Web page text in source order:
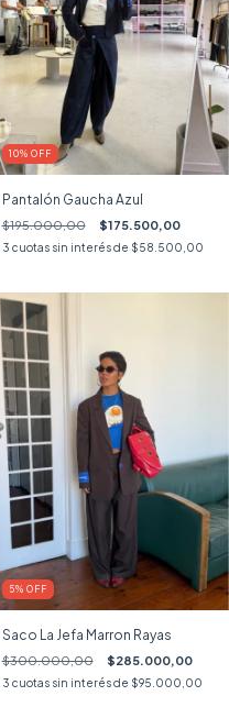
10% OFF
Pantalón Gaucha Azul
$195.000,00 $175.500,00
3 cuotas sin interés de $58.500,00
5% OFF
Saco La Jefa Marron Rayas
$300.000,00 $285.000,00
3 cuotas sin interés de $95.000,00